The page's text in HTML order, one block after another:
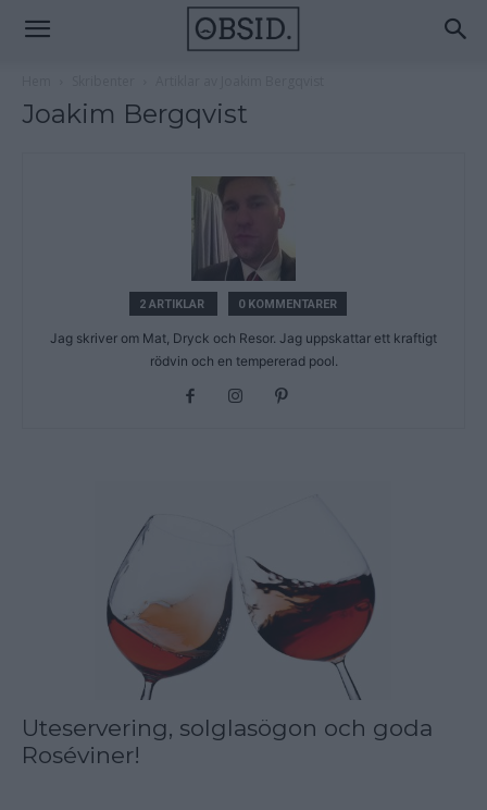
Joakim Bergqvist
2 ARTIKLAR 0 KOMMENTARER
Jag skriver om Mat, Dryck och Resor. Jag uppskattar ett kraftigt
rödvin och en tempererad pool.
Uteservering, solglasögon och goda
Roséviner!